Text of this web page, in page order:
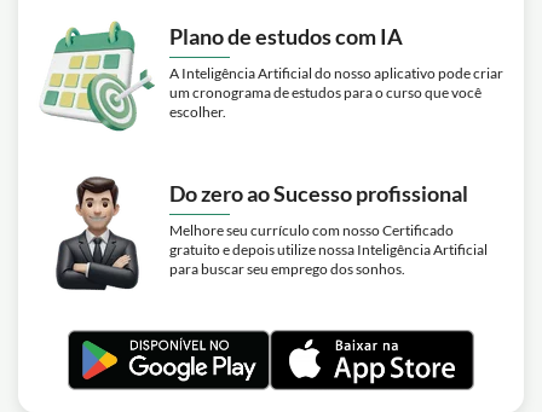
Plano de estudos com IA
A Inteligência Artificial do nosso aplicativo pode criar
um cronograma de estudos para o curso que você
escolher.
Do zero ao Sucesso profissional
Melhore seu currículo com nosso Certificado
gratuito e depois utilize nossa Inteligência Artificial
para buscar seu emprego dos sonhos.